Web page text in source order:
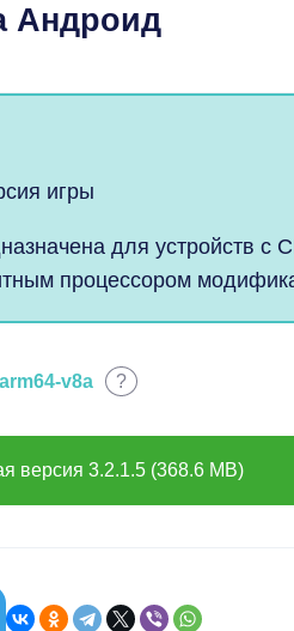
Андроид
игры
для устройств с
процессором
arm64-v8a ?
версия 3.2.1.5 (368.6 MB)